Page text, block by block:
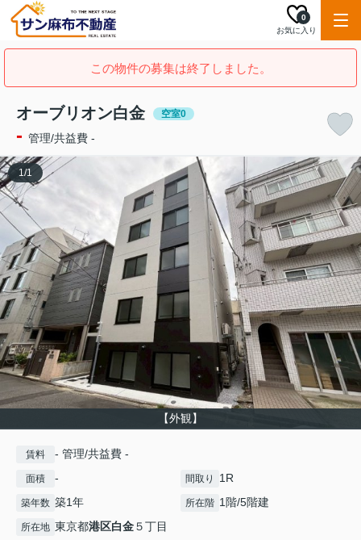
お気に入り
0
この物件の募集は終了しました。
オーブリオン白金 空室0
- 管理/共益費 -
【外観】
1/1
賃料 - 管理/共益費 -
面積 - 間取り 1R
築年数 築1年 所在階 1階/5階建
所在地 東京都港区白金５丁目